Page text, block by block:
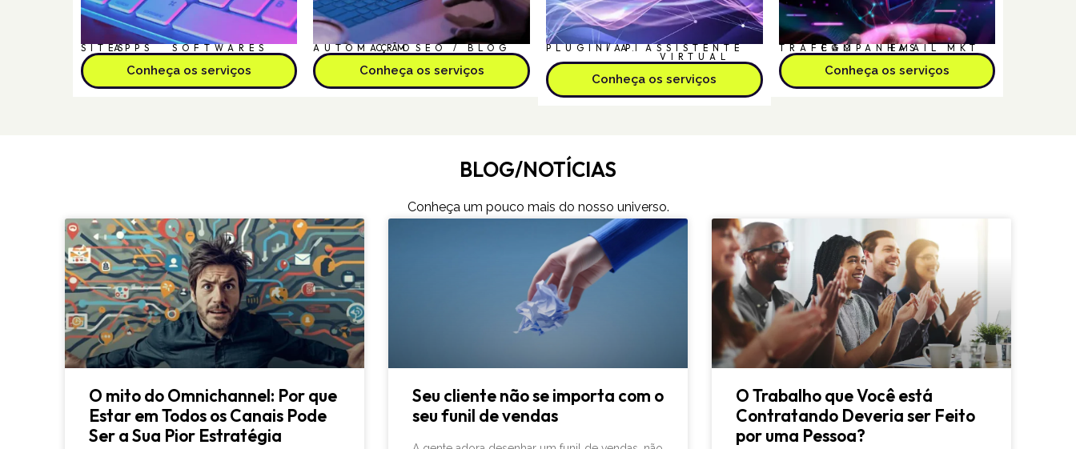
SITESAPPS SOFTWARES
Conheça os serviços
AUTOMAÇÃO
CRM SEO / BLOG
Conheça os serviços
PLUGIN/API
I.A. ASSISTENTE
VIRTUAL
Conheça os serviços
TRÁFEGOCAMPANHASEMAIL MKT
Conheça os serviços
BLOG/NOTÍCIAS
Conheça um pouco mais do nosso universo.
O mito do Omnichannel: Por que
Estar em Todos os Canais Pode
Ser a Sua Pior Estratégia
Seu cliente não se importa com o
seu funil de vendas
O Trabalho que Você está
Contratando Deveria ser Feito
por uma Pessoa?